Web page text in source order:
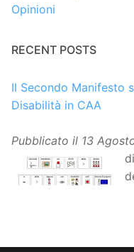
Opinioni
RECENT POSTS
Il Secondo Manifesto
Disabilità in CAA
Pubblicato il 13
aumentativa